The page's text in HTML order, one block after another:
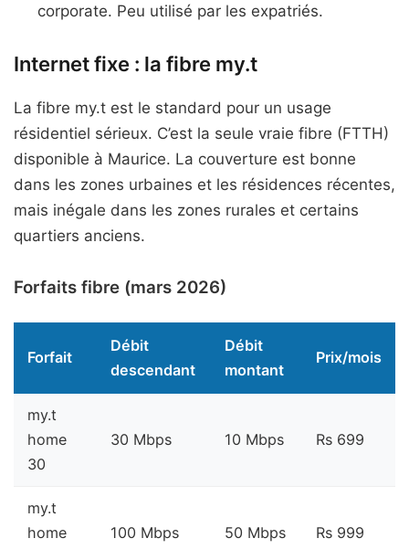
corporate. Peu utilisé par les expatriés.
Internet fixe : la fibre my.t
La fibre my.t est le standard pour un usage
résidentiel sérieux. C’est la seule vraie fibre (FTTH)
disponible à Maurice. La couverture est bonne
dans les zones urbaines et les résidences récentes,
mais inégale dans les zones rurales et certains
quartiers anciens.
Forfaits fibre (mars 2026)
Forfait
Débit
descendant
Débit
montant
Prix/mois
my.t
home
30
30 Mbps 10 Mbps Rs 699
my.t
home
100 Mbps 50 Mbps Rs 999